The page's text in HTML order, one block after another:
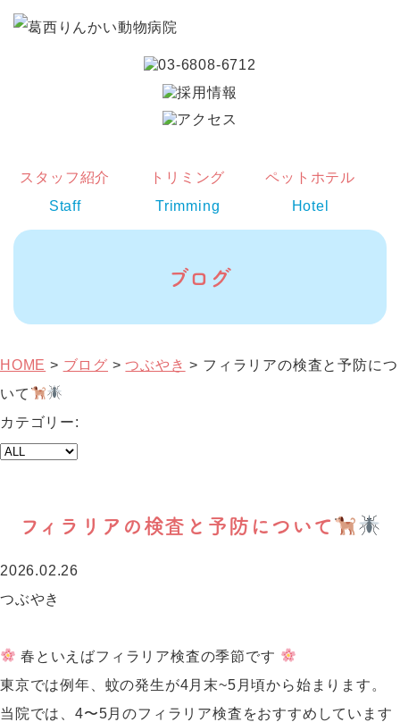
スタッフ紹介
Staff
トリミング
Trimming
ペットホテル
Hotel
ブログ
HOME > ブログ >つぶやき > フィラリアの検査と予防につ
いて
カテゴリー:
フィラリアの検査と予防について
2026.02.26
つぶやき
春といえばフィラリア検査の季節です
東京では例年、蚊の発生が4月末~5月頃から始まります。
当院では、4〜5月のフィラリア検査をおすすめしています